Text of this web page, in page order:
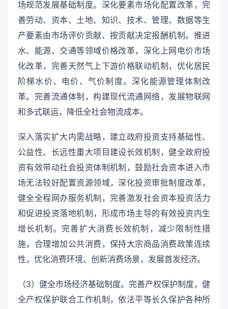
场规范发展基础制度。深化要素市场化配置改革，完
善劳动、资本、土地、知识、技术、管理、数据等生
产要素由市场评价贡献、按贡献决定报酬机制。推进
水、能源、交通等领域价格改革，深化上网电价市场
化改革，完善天然气上下游价格联动机制，优化居民
阶梯水价、电价、气价制度。深化能源管理体制改
革。完善流通体制，构建现代流通网络，发展物联网
和多式联运，降低全社会物流成本。
深入落实扩大内需战略，建立政府投资支持基础性、
公益性、长远性重大项目建设长效机制，健全政府投
资有效带动社会投资体制机制，鼓励社会资本进入市
场无法较好配置资源领域，深化投资审批制度改革，
健全全程网办服务机制，完善激发社会资本投资活力
和促进投资落地机制，形成市场主导的有效投资内生
增长机制。完善扩大消费长效机制，减少限制性措
施，合理增加公共消费，保持大宗商品消费政策连续
性，优化消费环境、创新消费场景，发展首发经济。
（3）健全市场经济基础制度。完善产权保护制度，健
全产权保护联合工作机制，依法平等长久保护各种所